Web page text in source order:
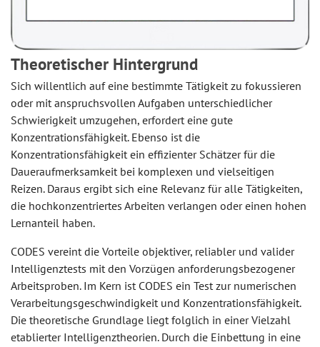
Theoretischer Hintergrund
Sich willentlich auf eine bestimmte Tätigkeit zu fokussieren
oder mit anspruchsvollen Aufgaben unterschiedlicher
Schwierigkeit umzugehen, erfordert eine gute
Konzentrationsfähigkeit. Ebenso ist die
Konzentrationsfähigkeit ein effizienter Schätzer für die
Daueraufmerksamkeit bei komplexen und vielseitigen
Reizen. Daraus ergibt sich eine Relevanz für alle Tätigkeiten,
die hochkonzentriertes Arbeiten verlangen oder einen hohen
Lernanteil haben.
CODES vereint die Vorteile objektiver, reliabler und valider
Intelligenztests mit den Vorzügen anforderungsbezogener
Arbeitsproben. Im Kern ist CODES ein Test zur numerischen
Verarbeitungsgeschwindigkeit und Konzentrationsfähigkeit.
Die theoretische Grundlage liegt folglich in einer Vielzahl
etablierter Intelligenztheorien. Durch die Einbettung in eine